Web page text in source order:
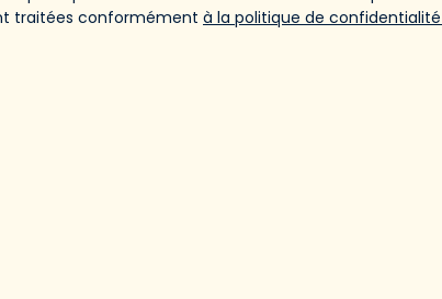
traitées conformément à la politique de